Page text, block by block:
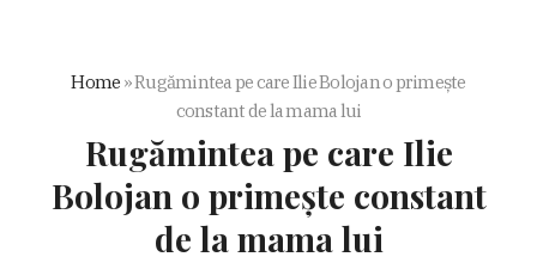
Home »Rugămintea pe care Ilie Bolojan o primește
constant de la mama lui
Rugămintea pe care Ilie
Bolojan o primește constant
de la mama lui